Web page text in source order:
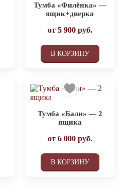
Тумба «Филёнка» —
ящик+дверка
от 5 900руб.
В КОРЗИНУ
Тумба «Бали» — 2
ящика
от 6 000руб.
В КОРЗИНУ